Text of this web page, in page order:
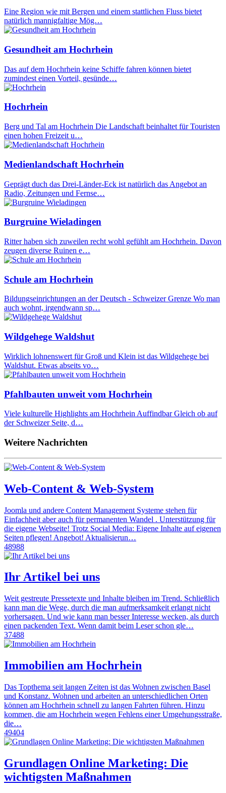
Eine Region wie mit Bergen und einem stattlichen Fluss bietet
natürlich mannigfaltige Mög…
Gesundheit am Hochrhein
Das auf dem Hochrhein keine Schiffe fahren können bietet
zumindest einen Vorteil, gesünde…
Hochrhein
Berg und Tal am Hochrhein Die Landschaft beinhaltet für Touristen
einen hohen Freizeit u…
Medienlandschaft Hochrhein
Geprägt duch das Drei-Länder-Eck ist natürlich das Angebot an
Radio, Zeitungen und Fernse…
Burgruine Wieladingen
Ritter haben sich zuweilen recht wohl gefühlt am Hochrhein. Davon
zeugen diverse Ruinen e…
Schule am Hochrhein
Bildungseinrichtungen an der Deutsch - Schweizer Grenze Wo man
auch wohnt, irgendwann sp…
Wildgehege Waldshut
Wirklich lohnenswert für Groß und Klein ist das Wildgehege bei
Waldshut. Etwas abseits vo…
Pfahlbauten unweit vom Hochrhein
Viele kulturelle Highlights am Hochrhein Auffindbar Gleich ob auf
der Schweizer Seite, d…
Weitere Nachrichten
Web-Content & Web-System
Joomla und andere Content Management Systeme stehen für
Einfachheit aber auch für permanenten Wandel . Unterstützung für
die eigene Webseite! Trotz Social Media: Eigene Inhalte auf eigenen
Seiten pflegen! Angebot! Aktualisierun…
48988
Ihr Artikel bei uns
Weit gestreute Pressetexte und Inhalte bleiben im Trend. Schließlich
kann man die Wege, durch die man aufmerksamkeit erlangt nicht
vorhersagen. Und wie kann man besser Interesse wecken, als durch
einen packenden Text. Wenn damit beim Leser schon gle…
37488
Immobilien am Hochrhein
Das Topthema seit langen Zeiten ist das Wohnen zwischen Basel
und Konstanz. Wohnen und arbeiten an unterschiedlichen Orten
können am Hochrhein schnell zu langen Fahrten führen. Hinzu
kommen, die am Hochrhein wegen Fehlens einer Umgehungsstraße,
die…
49404
Grundlagen Online Marketing: Die
wichtigsten Maßnahmen